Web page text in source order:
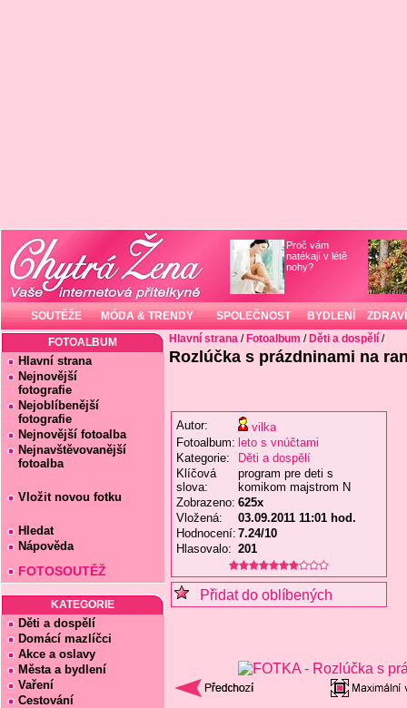
Proč vám
natékají v létě
nohy?
SOUTĚŽE MÓDA & TRENDY SPOLEČNOST BYDLENÍ ZDRAVÍ
FOTOALBUM
Hlavní strana
Nejnovější
fotografie
Nejoblíbenější
fotografie
Nejnovější fotoalba
Nejnavštěvovanější
fotoalba
Vložit novou fotku
Hledat
Nápověda
FOTOSOUTĚŽ
KATEGORIE
Děti a dospělí
Domácí mazlíčci
Akce a oslavy
Města a bydlení
Vaření
Cestování
Hlavní strana / Fotoalbum / Děti a dospělí /
Rozlúčka s prázdninami na
Autor:
vilka
Fotoalbum: leto s vnúčtami
Kategorie:
Děti a dospělí
Klíčová
slova:
program pre deti s
komikom majstrom N
Zobrazeno: 625x
Vložená:
03.09.2011 11:01 hod.
Hodnocení: 7.24/10
Hlasovalo: 201
Přidat do oblíbených